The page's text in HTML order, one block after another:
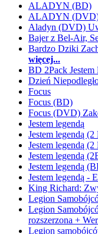
ALADYN (BD)
ALADYN
Aladyn (DVD)
Bajer z Bel-Air,
Bardzo Dziki
więcej...
BD 2Pack
Dzień
Focus
Focus (BD)
Focus (DVD)
Jestem legendą
Jestem legendą
Jestem legendą
Jestem legendą
Jestem legendą
Jestem legendą -
King Richard:
Legion
Legion
rozszerzona +
Legion